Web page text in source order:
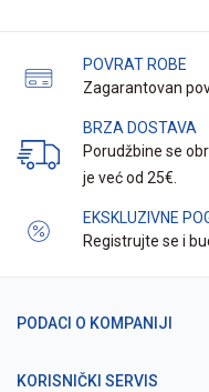
POVRAT ROBE
Zagarantovan
BRZA DOSTAVA
Porudžbine se
je već od 25€.
EKSKLUZIVNE
Registrujte se i
PODACI O KOMPANIJI
KORISNIČKI SERVIS